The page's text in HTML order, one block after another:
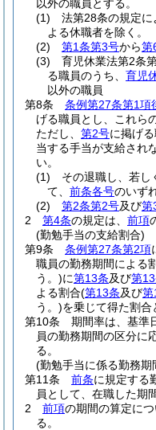
以外の職員とする。
(1)
法第28条の規定に
よる休職者を除く。
(2)
第1条第3号から第
(3)
育児休業法第2条
る職員のうち、 育児
以外の職員
第8条
条例第27条第1項
げる職員とし、これら
ただし、 第2号に掲げ
当する手当が支給され
い。
(1)
その退職し、若し
て、 前条各号のいず
(2)
第2条第2号及び第
2
第4条の規定は、 前項
(勤勉手当の支給割合)
第9条
条例第27条第2項
職員の勤務期間による
う。)に第13条及び第
よる割合(第13条及び第
う。)を乗じて得た割合
第10条
期間率は、基準
員の勤務期間の区分に
る。
(勤勉手当に係る勤務期
第11条
前条に規定する
員として、在職した期
2
前項の期間の算定に
る。